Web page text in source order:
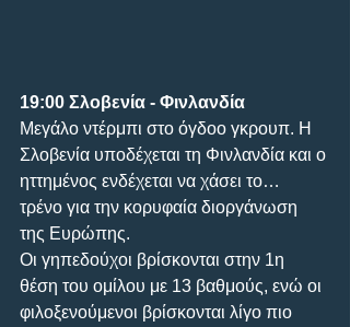
19:00 Σλοβενία - Φινλανδία
Μεγάλο ντέρμπι στο όγδοο γκρουπ. Η
Σλοβενία υποδέχεται τη Φινλανδία και ο
ηττημένος ενδέχεται να χάσει το…
τρένο για την κορυφαία διοργάνωση
της Ευρώπης.
Οι γηπεδούχοι βρίσκονται στην 1η
θέση του ομίλου με 13 βαθμούς, ενώ οι
φιλοξενούμενοι βρίσκονται λίγο πιο